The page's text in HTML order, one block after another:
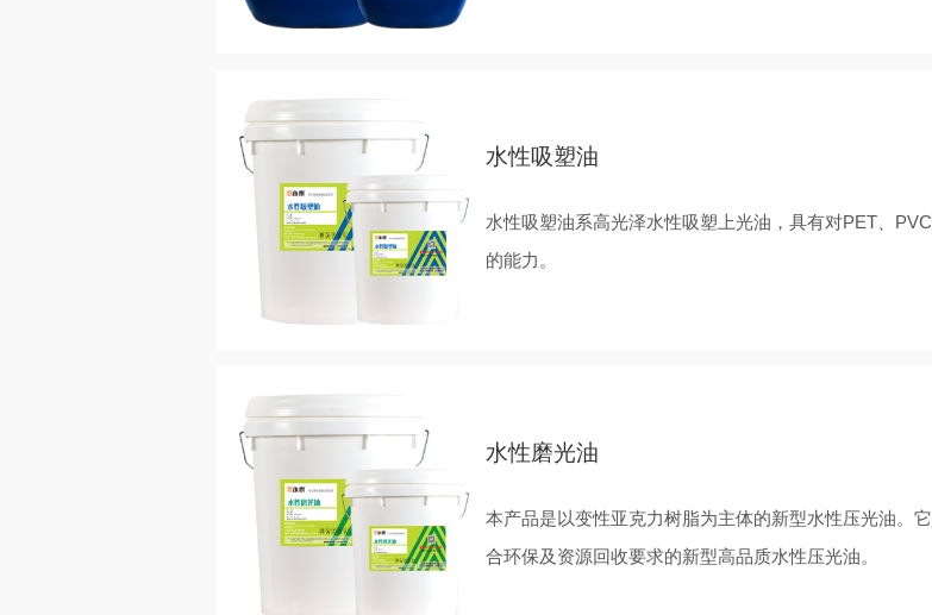
水性吸塑油
水性吸塑油系高光泽水性吸塑上光油，具有对PET、
的能力。
水性磨光油
本产品是以变性亚克力树脂为主体的新型水性压光油。
合环保及资源回收要求的新型高品质水性压光油。